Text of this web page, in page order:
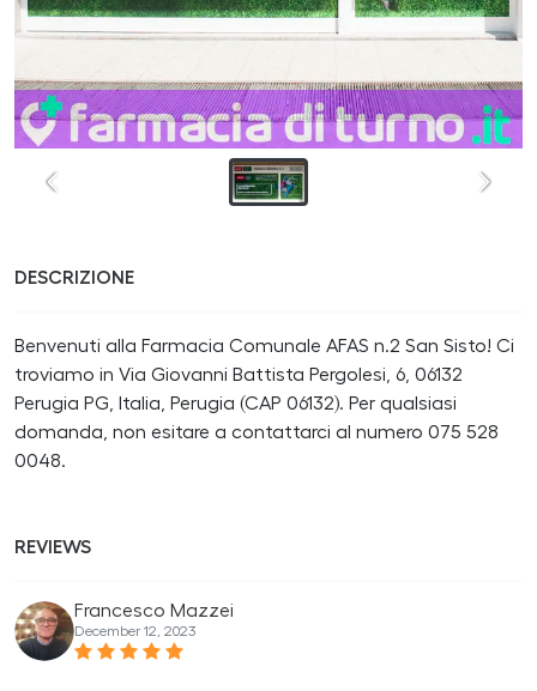
DESCRIZIONE
Benvenuti alla Farmacia Comunale AFAS n.2 San Sisto! Ci
troviamo in Via Giovanni Battista Pergolesi, 6, 06132
Perugia PG, Italia, Perugia (CAP 06132). Per qualsiasi
domanda, non esitare a contattarci al numero 075 528
0048.
REVIEWS
Francesco Mazzei
December 12, 2023